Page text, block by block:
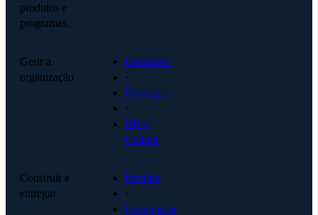
produtos e
programas.
Gerir a
organização
Executivo
·
Finanças
·
RH e
Cultura
Construir e
entregar
Produto
·
Engenharia